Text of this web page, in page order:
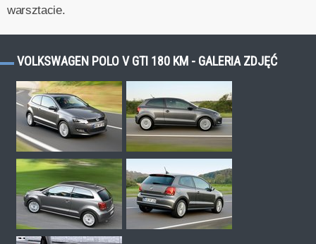
warsztacie.
VOLKSWAGEN POLO V GTI 180 KM - GALERIA ZDJĘĆ